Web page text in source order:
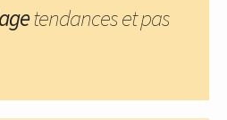
tendances et pas